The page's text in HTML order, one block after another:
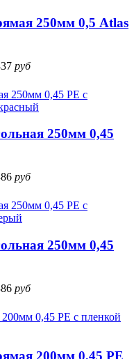
250мм 0,5 Atlas
руб
250мм 0,45
руб
250мм 0,45
руб
200мм 0,45 PE